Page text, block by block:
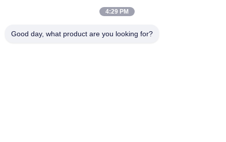
4:29 PM
Good day, what product are you looking for?